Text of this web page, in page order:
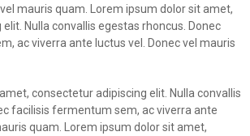
mauris quam. Lorem ipsum dolor sit amet,
Nulla convallis egestas rhoncus. Donec
ac viverra ante luctus vel. Donec vel mauris
consectetur adipiscing elit. Nulla convallis
facilisis fermentum sem, ac viverra ante
quam. Lorem ipsum dolor sit amet,